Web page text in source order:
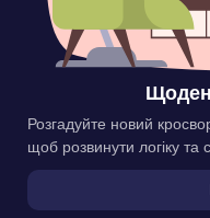
Розгадуйте новий
щоб розвинути логіку та